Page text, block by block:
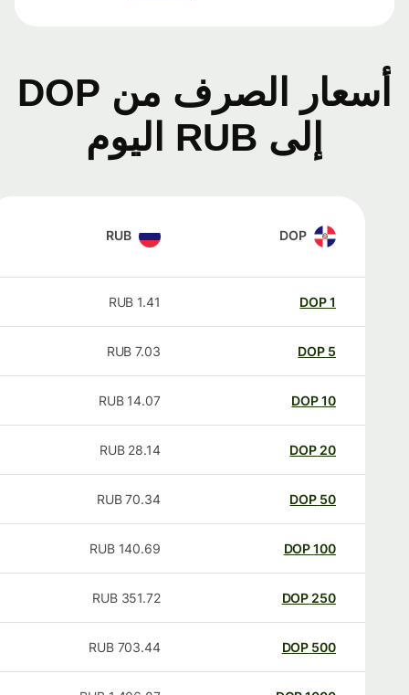
أسعار الصرف من DOP
إلى RUB اليوم
DOP
RUB
DOP
1.41
RUB
DOP
7.03
RUB
DOP
14.07
RUB
20
DOP
28.14
RUB
50
DOP
70.34
RUB
100
DOP
140.69
RUB
250
DOP
351.72
RUB
500
DOP
703.44
RUB